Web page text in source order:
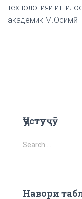
технологияи
академик М.Осимӣ
Ҷустуҷӯ
S
e
h
Search …
Навори